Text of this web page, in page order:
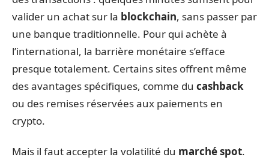
valider un achat sur la blockchain, sans passer par
une banque traditionnelle. Pour qui achète à
l’international, la barrière monétaire s’efface
presque totalement. Certains sites offrent même
des avantages spécifiques, comme du cashback
ou des remises réservées aux paiements en
crypto.
Mais il faut accepter la volatilité du marché spot.